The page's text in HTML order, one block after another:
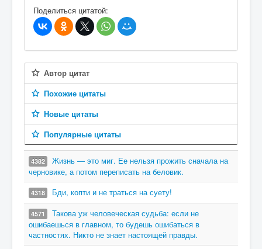
В избранное
Поделиться цитатой:
Автор цитат
Похожие цитаты
Новые цитаты
Популярные цитаты
4382
Жизнь — это миг. Ее нельзя прожить сначала на
черновике, а потом переписать на беловик.
4318 Бди, копти и не траться на суету!
4571
Такова уж человеческая судьба: если не
ошибаешься в главном, то будешь ошибаться в
частностях. Никто не знает настоящей правды.